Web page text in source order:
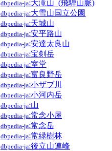
dbpedia-ja:大滝山_(飛騨山脈)
dbpedia-ja:大雪山国立公園
dbpedia-ja:天城山
dbpedia-ja:安平路山
dbpedia-ja:安達太良山
dbpedia-ja:宝剣岳
dbpedia-ja:室堂
dbpedia-ja:富良野岳
dbpedia-ja:小ザブ川
dbpedia-ja:小河内岳
dbpedia-ja:山
dbpedia-ja:常念小屋
dbpedia-ja:常念岳
dbpedia-ja:常緑樹林
dbpedia-ja:後立山連峰